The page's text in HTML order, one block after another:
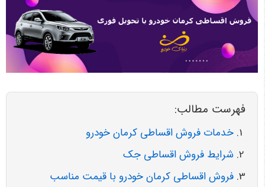
فهرست مطالب:
خدمات فروش اقساطی کرمان خودرو
شرایط فروش اقساطی جک
فروش اقساطی کرمان خودرو با قیمت مناسب